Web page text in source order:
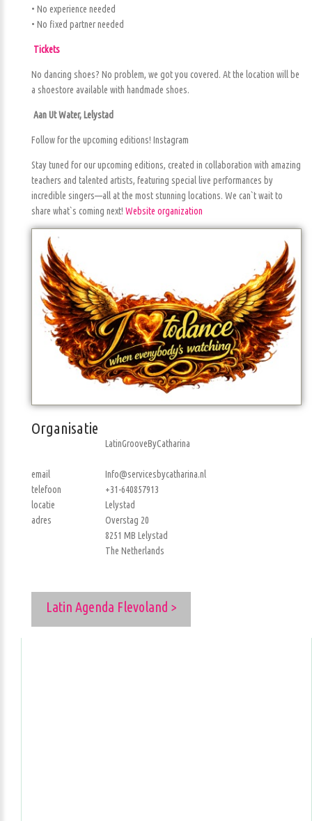
• No experience needed
• No fixed partner needed
Tickets
No dancing shoes? No problem, we got you covered. At the location will be
a shoestore available with handmade shoes.
Aan Ut Water, Lelystad
Follow for the upcoming editions! Instagram
Stay tuned for our upcoming editions, created in collaboration with amazing
teachers and talented artists, featuring special live performances by
incredible singers—all at the most stunning locations. We can`t wait to
share what`s coming next! Website organization
Organisatie
LatinGrooveByCatharina
email
Info@servicesbycatharina.nl
telefoon
+31-640857913
locatie
Lelystad
adres
Overstag 20
8251 MB Lelystad
The Netherlands
Latin Agenda Flevoland >